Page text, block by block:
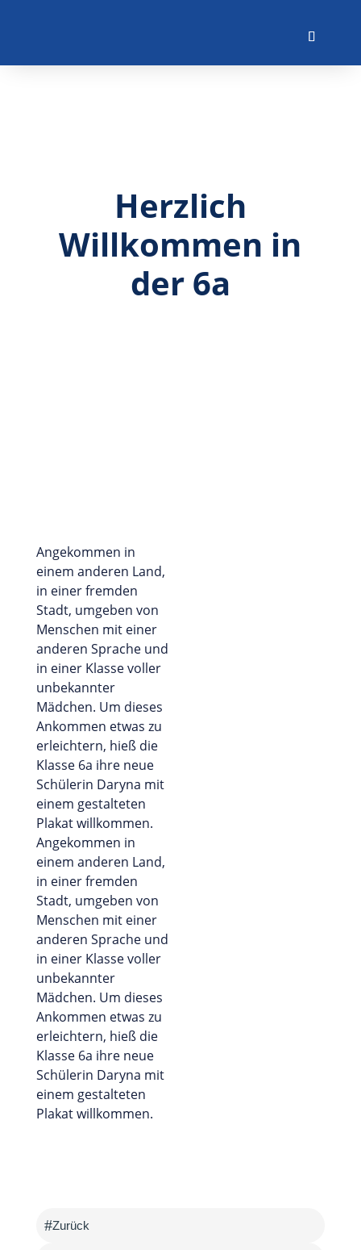
Herzlich
Willkommen in
der 6a
Angekommen in
einem anderen Land,
in einer fremden
Stadt, umgeben von
Menschen mit einer
anderen Sprache und
in einer Klasse voller
unbekannter
Mädchen. Um dieses
Ankommen etwas zu
erleichtern, hieß die
Klasse 6a ihre neue
Schülerin Daryna mit
einem gestalteten
Plakat willkommen.
Angekommen in
einem anderen Land,
in einer fremden
Stadt, umgeben von
Menschen mit einer
anderen Sprache und
in einer Klasse voller
unbekannter
Mädchen. Um dieses
Ankommen etwas zu
erleichtern, hieß die
Klasse 6a ihre neue
Schülerin Daryna mit
einem gestalteten
Plakat willkommen.
#Zurück